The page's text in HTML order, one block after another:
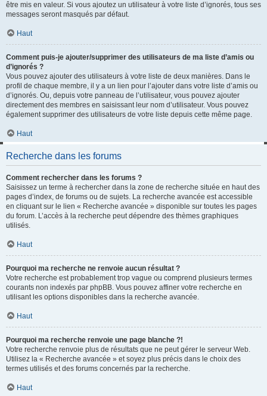
être mis en valeur. Si vous ajoutez un utilisateur à votre liste d’ignorés, tous ses
messages seront masqués par défaut.
Haut
Comment puis-je ajouter/supprimer des utilisateurs de ma liste d’amis ou
d’ignorés ?
Vous pouvez ajouter des utilisateurs à votre liste de deux manières. Dans le
profil de chaque membre, il y a un lien pour l’ajouter dans votre liste d’amis ou
d’ignorés. Ou, depuis votre panneau de l’utilisateur, vous pouvez ajouter
directement des membres en saisissant leur nom d’utilisateur. Vous pouvez
également supprimer des utilisateurs de votre liste depuis cette même page.
Haut
Recherche dans les forums
Comment rechercher dans les forums ?
Saisissez un terme à rechercher dans la zone de recherche située en haut des
pages d’index, de forums ou de sujets. La recherche avancée est accessible
en cliquant sur le lien « Recherche avancée » disponible sur toutes les pages
du forum. L’accès à la recherche peut dépendre des thèmes graphiques
utilisés.
Haut
Pourquoi ma recherche ne renvoie aucun résultat ?
Votre recherche est probablement trop vague ou comprend plusieurs termes
courants non indexés par phpBB. Vous pouvez affiner votre recherche en
utilisant les options disponibles dans la recherche avancée.
Haut
Pourquoi ma recherche renvoie une page blanche ?!
Votre recherche renvoie plus de résultats que ne peut gérer le serveur Web.
Utilisez la « Recherche avancée » et soyez plus précis dans le choix des
termes utilisés et des forums concernés par la recherche.
Haut